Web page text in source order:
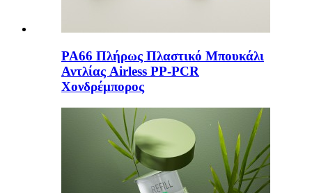
PA66 Πλήρως Πλαστικό Μπουκάλι
Αντλίας Airless PP-PCR
Χονδρέμπορος